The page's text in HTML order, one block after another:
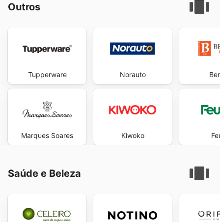
Outros
Tupperware
Marques Soares
Norauto
Kiwoko
Saúde e Beleza